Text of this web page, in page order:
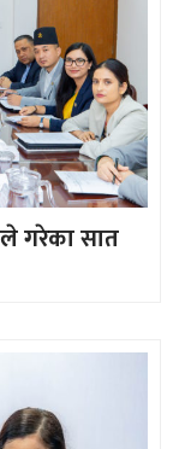
गरेका सात